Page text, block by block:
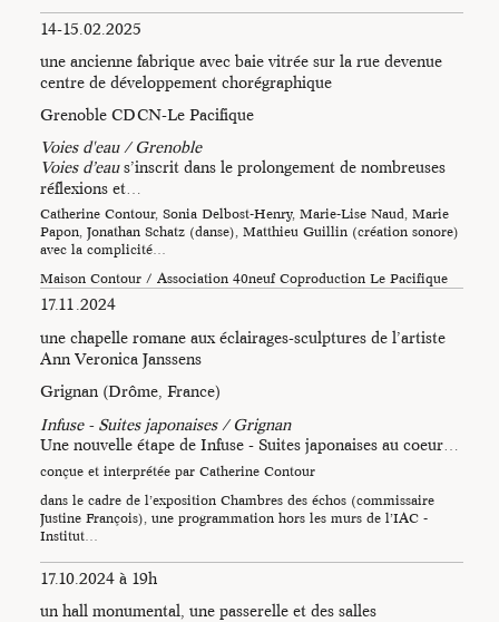
Ce site internet créé avec Sarah Garcin et mis en ligne en
l’Atelier Pierre di Sciullo/g-u-i. Il héberge des traces et des
informations sur la démarche de l’artiste Catherine Contour.
14-15.02.2025
une ancienne fabrique avec baie vitrée sur la rue devenue
centre de développement chorégraphique
Grenoble CDCN-Le Pacifique
Voies d'eau / Grenoble
Voies d’eaus’inscrit dans le prolongement de nombreuses
réflexions et…
Catherine Contour, Sonia Delbost-Henry, Marie-Lise Naud, Marie
Papon, Jonathan Schatz (danse), Matthieu Guillin (création sonore)
avec la complicité…
Maison Contour / Association 40neuf Coproduction Le Pacifique
CDCN dans le cadre de l’accueil studio - En coréalisation avec
l’Hexagone…
Photo Niels Najean-
Contour
17.11.2024
une chapelle romane aux éclairages-sculptures de l’artiste
Ann Veronica Janssens
Grignan (Drôme, France)
Infuse - Suites japonaises / Grignan
Une nouvelle étape de Infuse - Suites japonaises au coeur…
conçue et interprétée par Catherine Contour
dans le cadre de l’exposition Chambres des échos (commissaire
Justine François), une programmation hors les murs de l’IAC -
Institut…
17.10.2024 à 19h
un hall monumental, une passerelle et des salles